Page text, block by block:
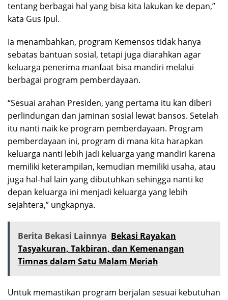
tentang berbagai hal yang bisa kita lakukan ke depan,”
kata Gus Ipul.
Ia menambahkan, program Kemensos tidak hanya
sebatas bantuan sosial, tetapi juga diarahkan agar
keluarga penerima manfaat bisa mandiri melalui
berbagai program pemberdayaan.
“Sesuai arahan Presiden, yang pertama itu kan diberi
perlindungan dan jaminan sosial lewat bansos. Setelah
itu nanti naik ke program pemberdayaan. Program
pemberdayaan ini, program di mana kita harapkan
keluarga nanti lebih jadi keluarga yang mandiri karena
memiliki keterampilan, kemudian memiliki usaha, atau
juga hal-hal lain yang dibutuhkan sehingga nanti ke
depan keluarga ini menjadi keluarga yang lebih
sejahtera,” ungkapnya.
Berita Bekasi Lainnya Bekasi Rayakan
Tasyakuran, Takbiran, dan Kemenangan
Timnas dalam Satu Malam Meriah
Untuk memastikan program berjalan sesuai kebutuhan